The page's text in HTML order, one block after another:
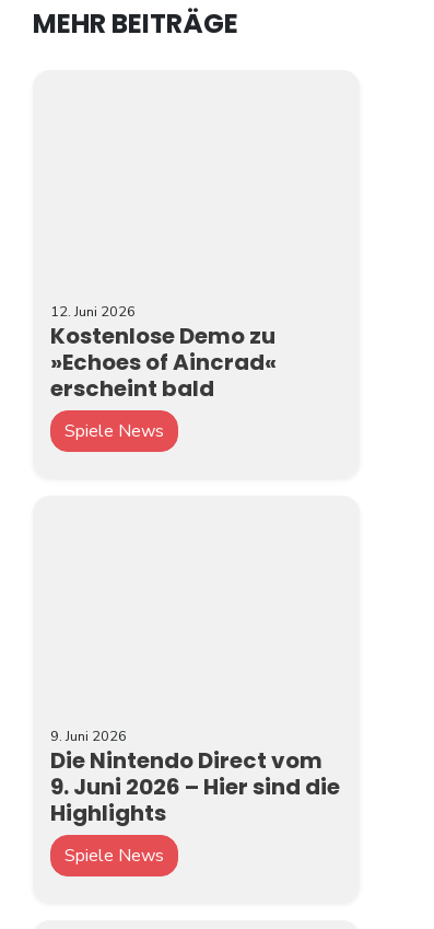
MEHR BEITRÄGE
12. Juni 2026
Kostenlose Demo zu
»Echoes of Aincrad«
erscheint bald
Spiele News
9. Juni 2026
Die Nintendo Direct vom
9. Juni 2026 – Hier sind die
Highlights
Spiele News